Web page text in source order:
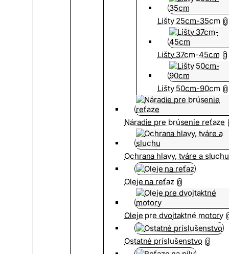
Lišty 25cm-35cm 0
Lišty 37cm-45cm 0
Lišty 50cm-90cm 0
Náradie pre brúsenie reťaze
Ochrana hlavy, tváre a sluchu
Oleje na reťaz 0
Oleje pre dvojtaktné motory
Ostatné príslušenstvo 0